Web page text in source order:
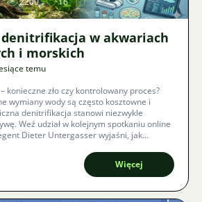
w akwariach
i morskich
temu
konieczne zło czy kontrolowany proces?
wymiany wody są często kosztowne i
denitrifikacja stanowi niezwykle
Weź udział w kolejnym spotkaniu online
Dieter Untergasser wyjaśni, jak
Więcej